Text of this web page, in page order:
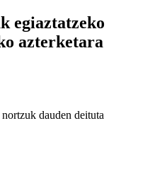
egiaztatzeko
azterketara
dauden deituta